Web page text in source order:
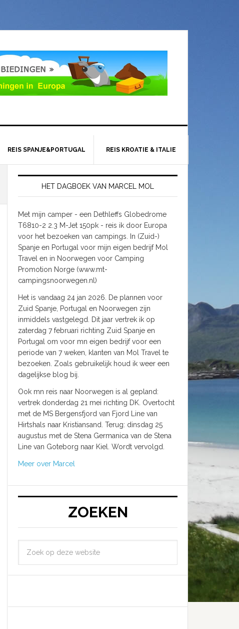
REIS SPANJE&PORTUGAL REIS KROATIE & ITALIE
HET DAGBOEK VAN MARCEL MOL
Met mijn camper - een Dethleffs Globedrome
T6810-2 2.3 M-Jet 150pk - reis ik door Europa
voor het bezoeken van campings. In (Zuid-)
Spanje en Portugal voor mijn eigen bedrijf Mol
Travel en in Noorwegen voor Camping
Promotion Norge (www.mt-
campingsnoorwegen.nl)
Het is vandaag 24 jan 2026. De plannen voor
Zuid Spanje, Portugal en Noorwegen zijn
inmiddels vastgelegd. Dit jaar vertrek ik op
zaterdag 7 februari richting Zuid Spanje en
Portugal om voor mn eigen bedrijf voor een
periode van 7 weken, klanten van Mol Travel te
bezoeken. Zoals gebruikelijk houd ik weer een
dagelijkse blog bij.
Ook mn reis naar Noorwegen is al gepland:
vertrek donderdag 21 mei richting DK. Overtocht
met de MS Bergensfjord van Fjord Line van
Hirtshals naar Kristiansand. Terug: dinsdag 25
augustus met de Stena Germanica van de Stena
Line van Goteborg naar Kiel. Wordt vervolgd.
Meer over Marcel
ZOEKEN